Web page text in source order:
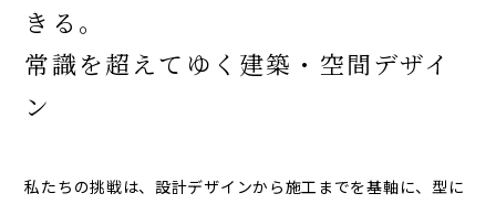
きる。
常識を超えてゆく建築・空間デザイ
ン
私たちの挑戦は、設計デザインから施工までを基軸に、型に